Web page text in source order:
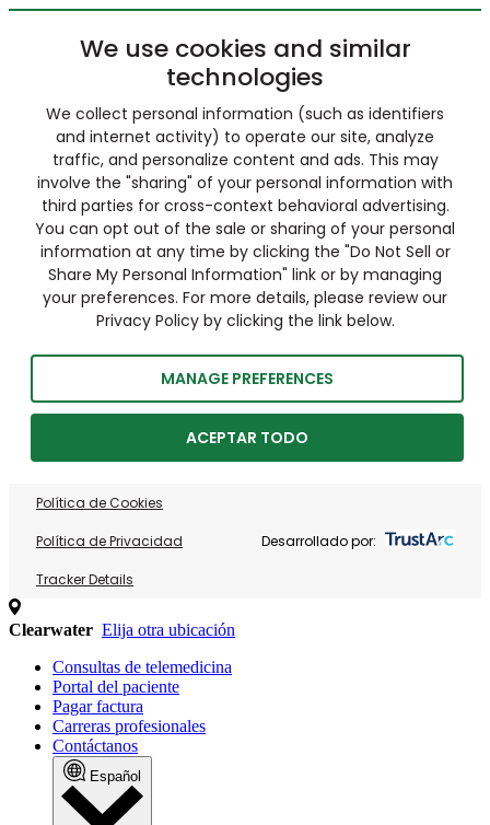
We use cookies and similar
technologies
We collect personal information (such as identifiers
and internet activity) to operate our site, analyze
traffic, and personalize content and ads. This may
involve the "sharing" of your personal information with
third parties for cross-context behavioral advertising.
You can opt out of the sale or sharing of your personal
information at any time by clicking the "Do Not Sell or
Share My Personal Information" link or by managing
your preferences. For more details, please review our
Privacy Policy by clicking the link below.
MANAGE PREFERENCES
ACEPTAR TODO
Política de Cookies
Política de Privacidad
Tracker Details
Desarrollado por:
Clearwater Elija otra ubicación
Consultas de telemedicina
Portal del paciente
Pagar factura
Carreras profesionales
Contáctanos
Español